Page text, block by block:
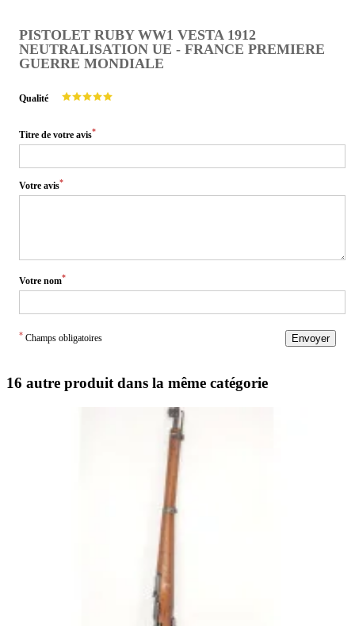
PISTOLET RUBY WW1 VESTA 1912
NEUTRALISATION UE - FRANCE PREMIERE
GUERRE MONDIALE
Qualité
Titre de votre avis*
Votre avis*
Votre nom*
* Champs obligatoires Envoyer
16 autre produit dans la même catégorie